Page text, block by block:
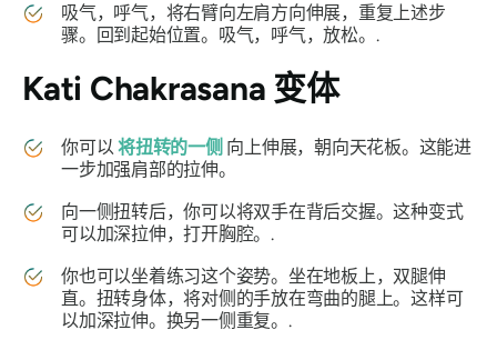
吸气，呼气，将右臂向左肩方向伸展，重复上述步
骤。回到起始位置。吸气，呼气，放松。.
Kati Chakrasana 变体
你可以将扭转的一侧 向上伸展，朝向天花板。这能进
一步加强肩部的拉伸。
向一侧扭转后，你可以将双手在背后交握。这种变式
可以加深拉伸，打开胸腔。.
你也可以坐着练习这个姿势。坐在地板上，双腿伸
直。扭转身体，将对侧的手放在弯曲的腿上。这样可
以加深拉伸。换另一侧重复。.